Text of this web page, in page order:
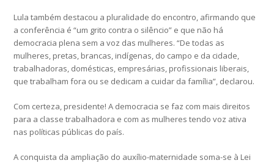
Lula também destacou a pluralidade do encontro, afirmando que
a conferência é “um grito contra o silêncio” e que não há
democracia plena sem a voz das mulheres. “De todas as
mulheres, pretas, brancas, indígenas, do campo e da cidade,
trabalhadoras, domésticas, empresárias, profissionais liberais,
que trabalham fora ou se dedicam a cuidar da família”, declarou.
Com certeza, presidente! A democracia se faz com mais direitos
para a classe trabalhadora e com as mulheres tendo voz ativa
nas políticas públicas do país.
A conquista da ampliação do auxílio-maternidade soma-se à Lei